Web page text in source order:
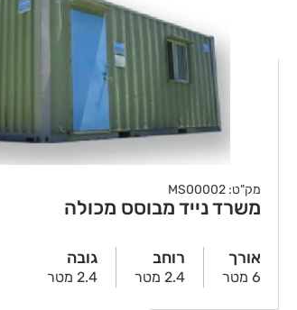
מק"ט: MS00002
משרד נייד מבוסס מכולה
אורך
6 מטר
רוחב
2.4 מטר
גובה
2.4 מטר